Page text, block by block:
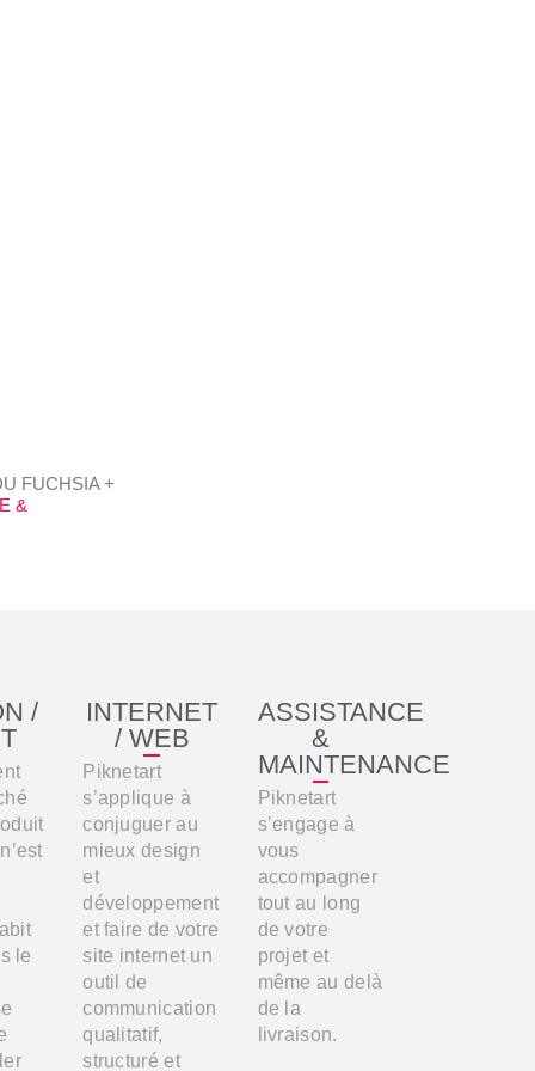
FUCHSIA +
&
/
le
INTERNET
/ WEB
Piknetart
s’applique à
conjuguer au
mieux design
et
développement
et faire de votre
site internet un
outil de
communication
qualitatif,
structuré et
ASSISTANCE
&
MAINTENANCE
Piknetart
s’engage à
vous
accompagner
tout au long
de votre
projet et
même au delà
de la
livraison.